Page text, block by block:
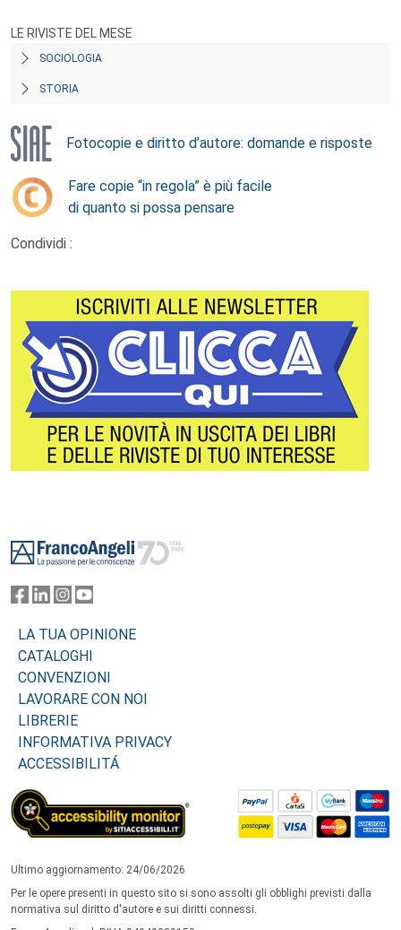
LE RIVISTE DEL MESE
SOCIOLOGIA
STORIA
Fotocopie e diritto d’autore: domande e risposte
Fare copie “in regola” è più facile
di quanto si possa pensare
Condividi :
LA TUA OPINIONE
CATALOGHI
CONVENZIONI
LAVORARE CON NOI
LIBRERIE
INFORMATIVA PRIVACY
ACCESSIBILITÁ
Ultimo aggiornamento: 24/06/2026
Per le opere presenti in questo sito si sono assolti gli obblighi previsti dalla
normativa sul diritto d'autore e sui diritti connessi.